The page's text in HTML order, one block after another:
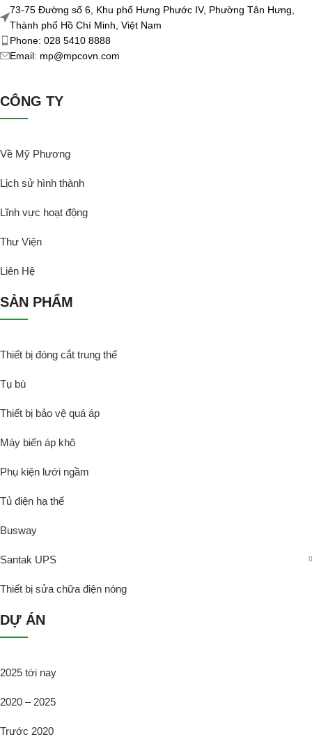
73-75 Đường số 6, Khu phố Hưng Phước IV, Phường Tân Hưng,
Thành phố Hồ Chí Minh, Việt Nam
Phone: 028 5410 8888
Email: mp@mpcovn.com
CÔNG TY
Về Mỹ Phương
Lịch sử hình thành
Lĩnh vực hoạt động
Thư Viện
Liên Hệ
SẢN PHẨM
Thiết bị đóng cắt trung thế
Tụ bù
Thiết bị bảo vệ quá áp
Máy biến áp khô
Phụ kiện lưới ngầm
Tủ điện hạ thế
Busway
Santak UPS
Thiết bị sửa chữa điện nóng
DỰ ÁN
2025 tới nay
2020 – 2025
Trước 2020